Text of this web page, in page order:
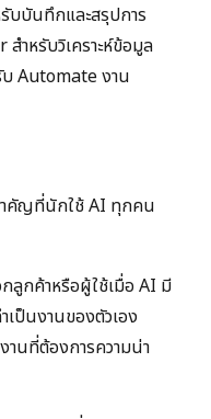
บบันทึกและสรุปการ
ำหรับวิเคราะห์ข้อมูล
บ Automate งาน
ำคัญที่นักใช้ AI ทุกคน
ลูกค้าหรือผู้ใช้เมื่อ AI มี
เป็นงานของตัวเอง
านที่ต้องการความน่า